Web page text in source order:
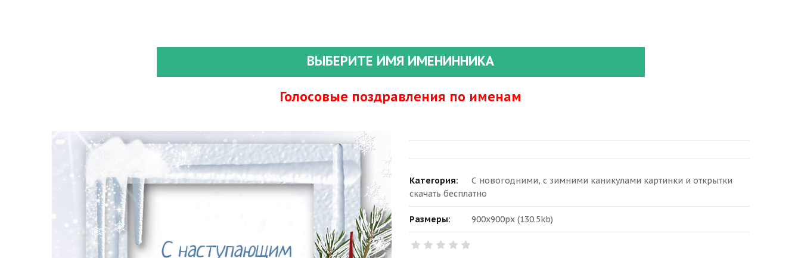
ВЫБЕРИТЕ ИМЯ ИМЕНИННИКА
Голосовые поздравления по именам
Категория:
С новогодними, с зимними каникулами картинки и открытки
скачать бесплатно
Размеры: 900x900px (130.5kb)